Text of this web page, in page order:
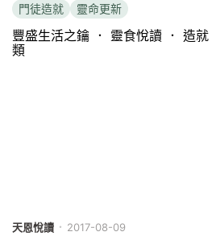
門徒造就
靈命更新
豐盛生活之鑰 ． 靈食悅讀 ． 造就
類
天恩悅讀 ． 2017-08-09